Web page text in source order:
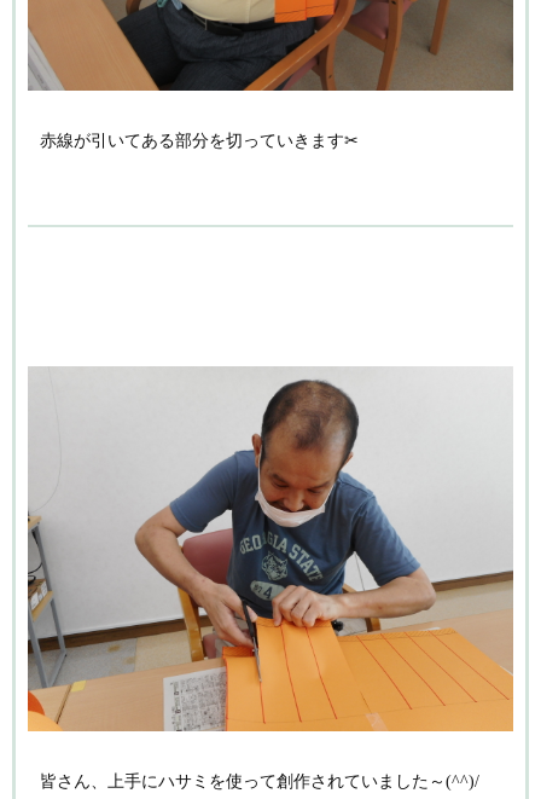
赤線が引いてある部分を切っていきます✂
皆さん、上手にハサミを使って創作されていました～(^^)/